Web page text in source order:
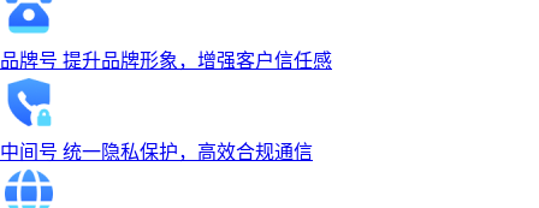
品牌号 提升品牌形象，增强客户信任感
中间号 统一隐私保护，高效合规通信